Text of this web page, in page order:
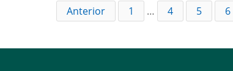
Anterior 1 … 4 5 6